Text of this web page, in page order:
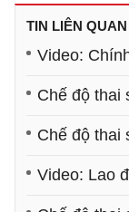
TIN LIÊN QUAN
Video:
Chế độ thai
Chế độ thai
Video: Lao